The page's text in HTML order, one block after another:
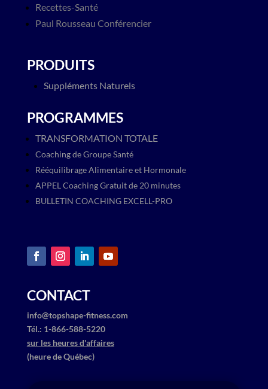
Recettes-Santé
Paul Rousseau Conférencier
PRODUITS
Suppléments Naturels
PROGRAMMES
TRANSFORMATION TOTALE
Coaching de Groupe Santé
Rééquilibrage Alimentaire et Hormonale
APPEL Coaching Gratuit de 20 minutes
BULLETIN COACHING EXCELL-PRO
CONTACT
info@topshape-fitness.com
​Tél.: ​1-866-588-5220
sur les heures d'affaires
(heure de Québec)